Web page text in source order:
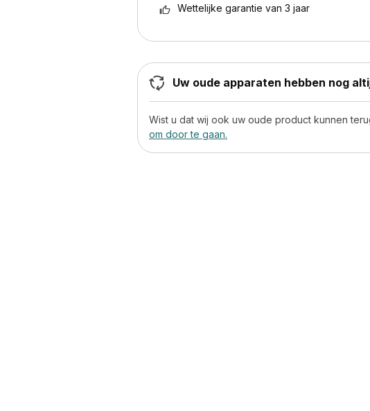
Wettelijke garantie van 3 jaar
Uw oude apparaten hebben nog
Wist u dat wij ook uw oude product kunnen
om door te gaan.